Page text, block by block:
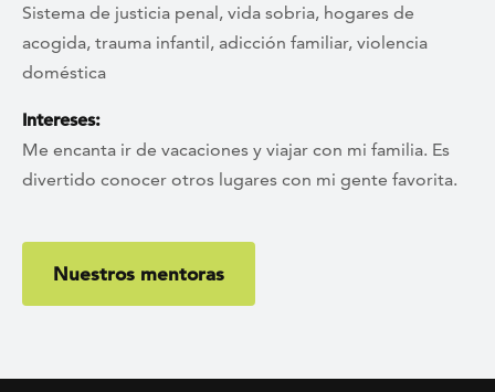
Sistema de justicia penal, vida sobria, hogares de
acogida, trauma infantil, adicción familiar, violencia
doméstica
Intereses:
Me encanta ir de vacaciones y viajar con mi familia. Es
divertido conocer otros lugares con mi gente favorita.
Nuestros mentoras